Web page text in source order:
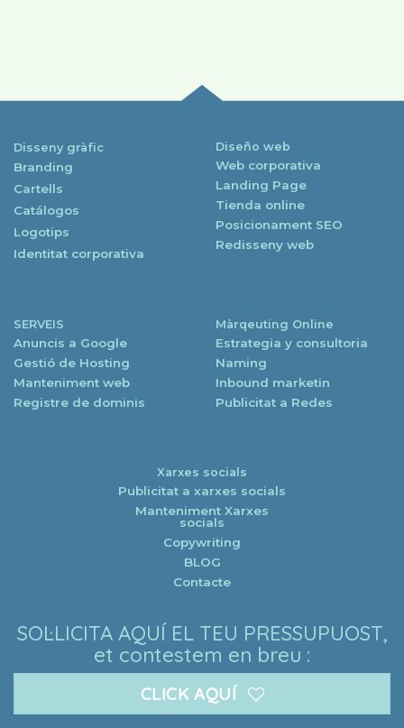
Disseny gràfic
Branding
Cartells
Catálogos
Logotips
Identitat corporativa
Diseño web
Web corporativa
Landing Page
Tienda online
Posicionament SEO
Redisseny web
SERVEIS
Anuncis a Google
Gestió de Hosting
Manteniment web
Registre de dominis
Màrqeuting Online
Estrategia y consultoria
Naming
Inbound marketin
Publicitat a Redes
Xarxes socials
Publicitat a xarxes socials
Manteniment Xarxes
socials
Copywriting
BLOG
Contacte
SOL·LICITA AQUÍ EL TEU PRESSUPUOST,
et contestem en breu :
CLICK AQUÍ